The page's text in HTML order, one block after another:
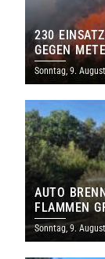
230
GEGEN
Sonntag, 9.
AUTO
FLAMMEN
Sonntag, 9.